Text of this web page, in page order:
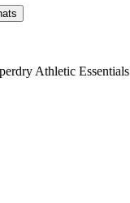
Athletic Essentials